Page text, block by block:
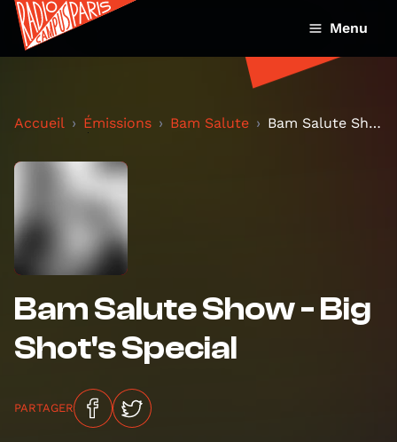
Menu
Accueil Émissions Bam Salute Bam Salute Show - Big Shot's Special
Bam Salute Show - Big
Shot's Special
PARTAGER